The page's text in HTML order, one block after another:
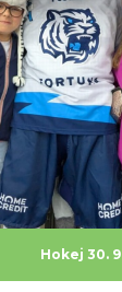
Hokej 30. 9